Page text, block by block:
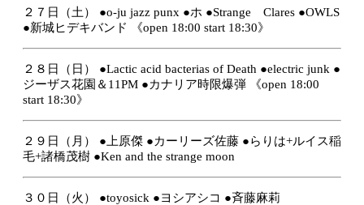
２７日（土） ●o-ju jazz punx ●ホ ●Strange Clares ●OWLS
●新城ヒデキバンド
《open 18:00 start 18:30》
２８日（日） ●Lactic acid bacterias of Death ●electric junk ●
ジーザス花園＆11PM ●カナリア時限爆弾 《open 18:00
start 18:30》
２９日（月） ●上原傑 ●カーリーズ佐藤 ●らりは+ルイス稲
毛+諸橋茂樹 ●Ken and the strange moon
３０日（火） ●toyosick ●ヨシアシコ ●斉藤麻莉